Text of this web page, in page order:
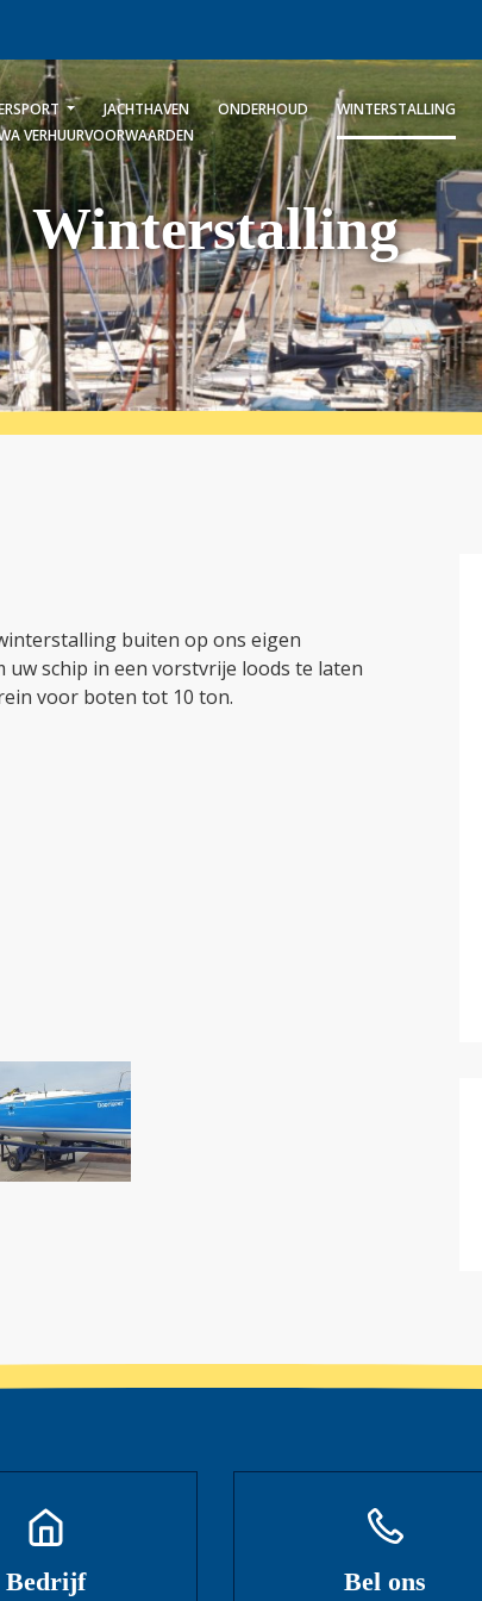
JACHTHAVEN ONDERHOUD
WINTERSTALLING
VERHUURVOORWAARDEN
Winterstalling
buiten op ons eigen
schip in een vorstvrije loods te laten
voor boten tot 10 ton.
Bedrijf Bel ons